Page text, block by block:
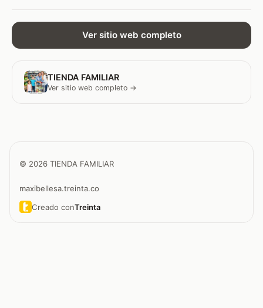
Ver sitio web completo
TIENDA FAMILIAR
Ver sitio web completo →
© 2026 TIENDA FAMILIAR
maxibellesa.treinta.co
Creado conTreinta